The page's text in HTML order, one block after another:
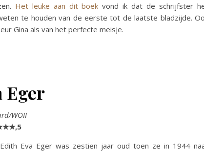
Het leuke aan dit boek vond ik dat de schrijfster
te houden van de eerste tot de laatste bladzijde.
Gina als van het perfecte meisje.
Eger
WOII
Eva Eger was zestien jaar oud toen ze in 1944